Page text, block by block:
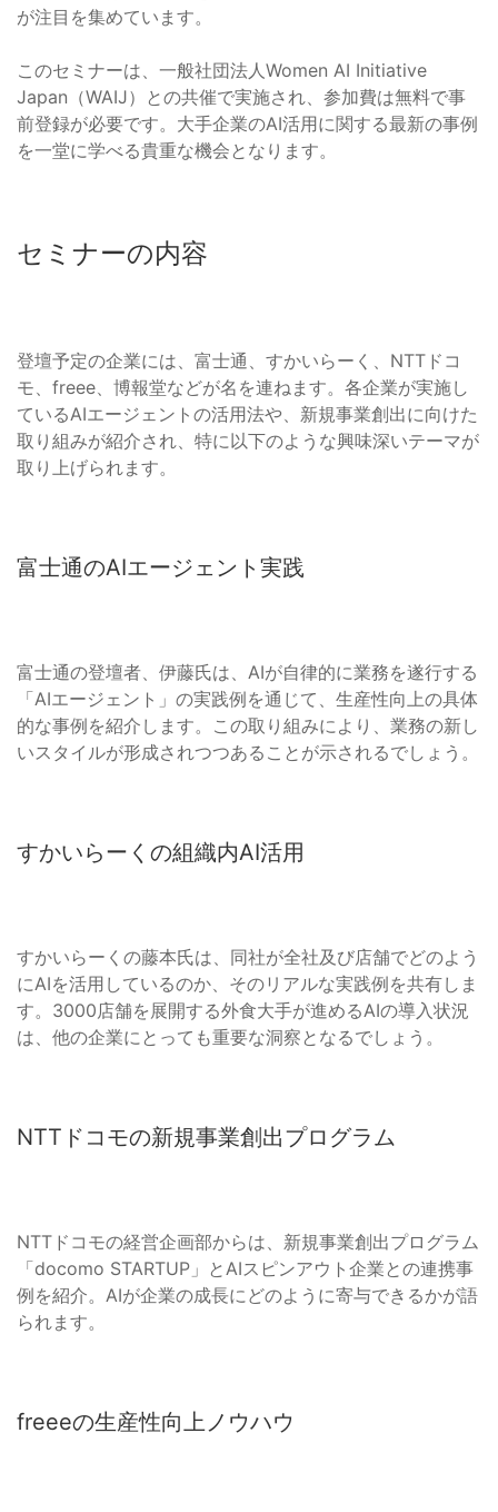
が注目を集めています。
このセミナーは、一般社団法人Women AI Initiative
Japan（WAIJ）との共催で実施され、参加費は無料で事
前登録が必要です。大手企業のAI活用に関する最新の事例
を一堂に学べる貴重な機会となります。
セミナーの内容
登壇予定の企業には、富士通、すかいらーく、NTTドコ
モ、freee、博報堂などが名を連ねます。各企業が実施し
ているAIエージェントの活用法や、新規事業創出に向けた
取り組みが紹介され、特に以下のような興味深いテーマが
取り上げられます。
富士通のAIエージェント実践
富士通の登壇者、伊藤氏は、AIが自律的に業務を遂行する
「AIエージェント」の実践例を通じて、生産性向上の具体
的な事例を紹介します。この取り組みにより、業務の新し
いスタイルが形成されつつあることが示されるでしょう。
すかいらーくの組織内AI活用
すかいらーくの藤本氏は、同社が全社及び店舗でどのよう
にAIを活用しているのか、そのリアルな実践例を共有しま
す。3000店舗を展開する外食大手が進めるAIの導入状況
は、他の企業にとっても重要な洞察となるでしょう。
NTTドコモの新規事業創出プログラム
NTTドコモの経営企画部からは、新規事業創出プログラム
「docomo STARTUP」とAIスピンアウト企業との連携事
例を紹介。AIが企業の成長にどのように寄与できるかが語
られます。
freeeの生産性向上ノウハウ